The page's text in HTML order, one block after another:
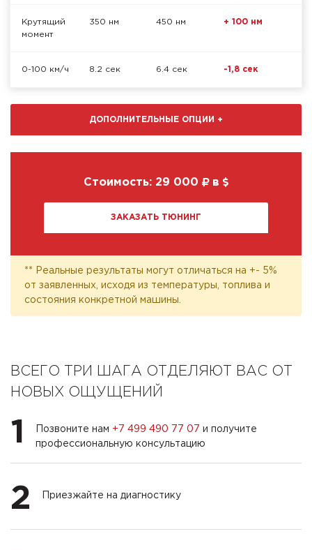
Крутящий
момент
350 нм 450 нм + 100 нм
0-100 км/ч 8.2 сек 6.4 сек -1,8 сек
ДОПОЛНИТЕЛЬНЫЕ ОПЦИИ +
Стоимость: 29 000 в
ЗАКАЗАТЬ ТЮНИНГ
** Реальные результаты могут отличаться на +- 5%
от заявленных, исходя из температуры, топлива и
состояния конкретной машины.
ВСЕГО ТРИ ШАГА ОТДЕЛЯЮТ ВАС ОТ
НОВЫХ ОЩУЩЕНИЙ
1 Позвоните нам +7 499 490 77 07 и получите
профессиональную консультацию
2 Приезжайте на диагностику